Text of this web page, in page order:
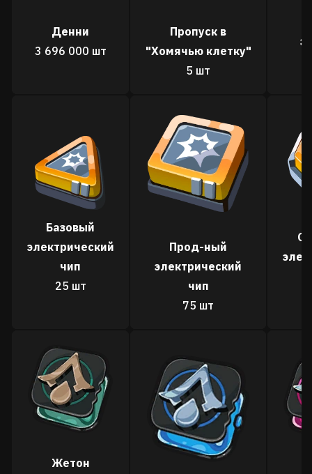
Денни
3 696 000 шт
Пропуск в
"Хомячью клетку"
5 шт
Базовый
электрический
чип
25 шт
Прод-ный
электрический
чип
75 шт
Жетон